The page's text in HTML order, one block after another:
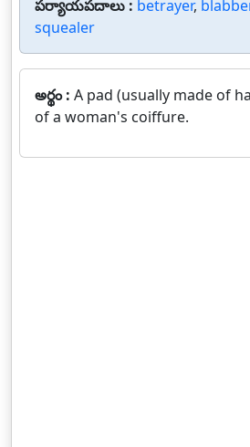
పర్యాయపదాలు : betrayer,
squealer
అర్థం : A pad (usually made of
of a woman's coiffure.